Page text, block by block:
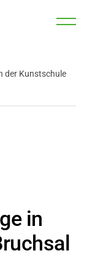
der Kunstschule
in